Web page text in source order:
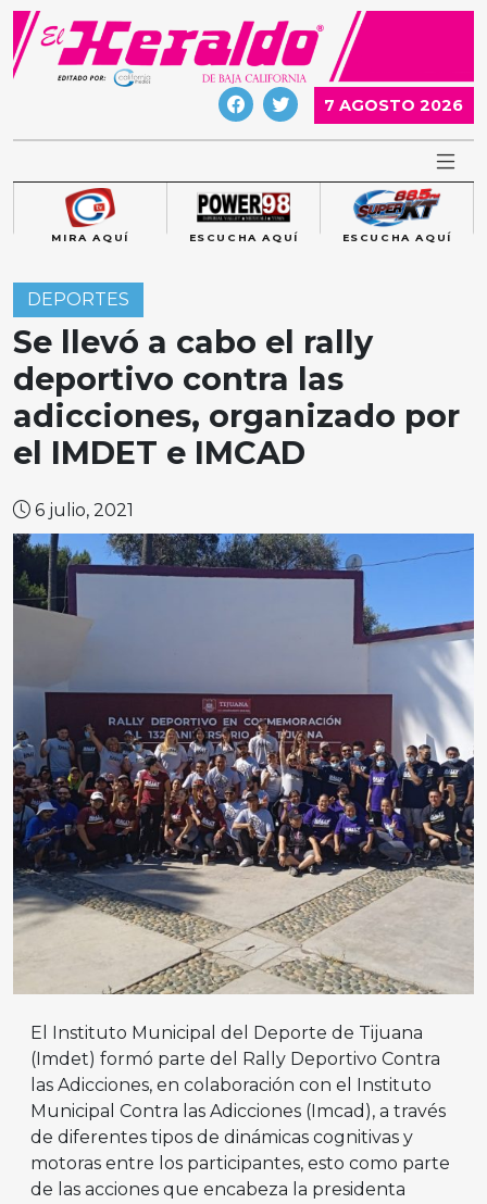
Skip
content
7 AGOSTO 2026
MIRA AQUÍ ESCUCHA AQUÍ ESCUCHA AQUÍ
DEPORTES
Se llevó a cabo el rally
deportivo contra las
adicciones, organizado por
el IMDET e IMCAD
6 julio, 2021
El Instituto Municipal del Deporte de Tijuana
(Imdet) formó parte del Rally Deportivo Contra
las Adicciones, en colaboración con el Instituto
Municipal Contra las Adicciones (Imcad), a través
de diferentes tipos de dinámicas cognitivas y
motoras entre los participantes, esto como parte
de las acciones que encabeza la presidenta